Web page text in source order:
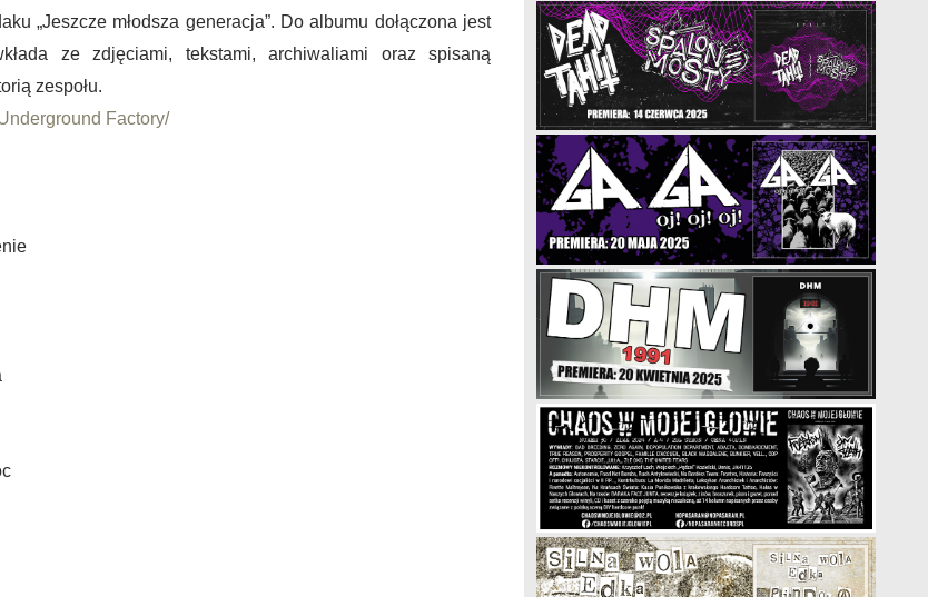
„Jeszcze młodsza generacja”. Do albumu dołączona jest
ze zdjęciami, tekstami, archiwaliami oraz spisaną
zespołu.
Factory/